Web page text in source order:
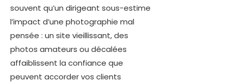
souvent qu’un dirigeant sous-estime
l’impact d’une photographie mal
pensée : un site vieillissant, des
photos amateurs ou décalées
affaiblissent la confiance que
peuvent accorder vos clients